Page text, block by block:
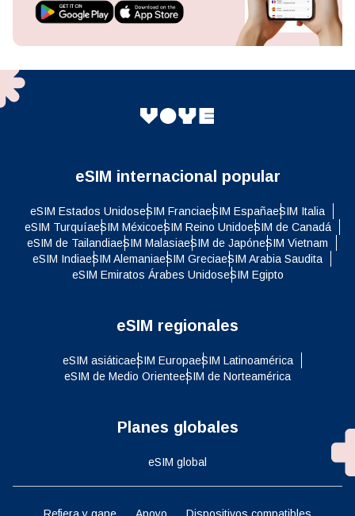
eSIM internacional popular
eSIM Estados UnidoseSIM FranciaeSIM EspañaeSIM Italia
eSIM TurquíaeSIM MéxicoeSIM Reino UnidoeSIM de Canadá
eSIM de TailandiaeSIM MalasiaeSIM de JapóneSIM Vietnam
eSIM IndiaeSIM AlemaniaeSIM GreciaeSIM Arabia Saudita
eSIM Emiratos Árabes UnidoseSIM Egipto
eSIM regionales
eSIM asiáticaeSIM EuropaeSIM Latinoamérica
eSIM de Medio OrienteeSIM de Norteamérica
Planes globales
eSIM global